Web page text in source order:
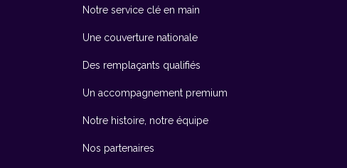
Notre service clé en main
Une couverture nationale
Des remplaçants qualifiés
Un accompagnement premium
Notre histoire, notre équipe
Nos partenaires